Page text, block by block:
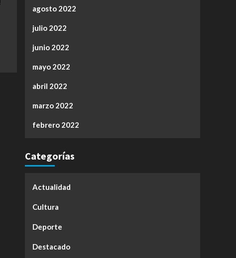
agosto 2022
julio 2022
junio 2022
mayo 2022
abril 2022
marzo 2022
febrero 2022
Categorías
Actualidad
Cultura
Deporte
Destacado